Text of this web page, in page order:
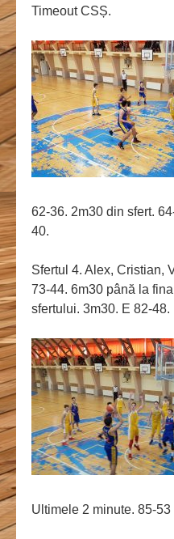
Timeout CSȘ.
62-36. 2m30 din sfert.
40.
Sfertul 4. Alex, Cristian,
73-44. 6m30 până la
sfertului. 3m30. E 82-48.
Ultimele 2 minute. 85-